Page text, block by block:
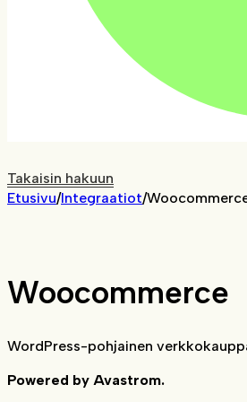
Takaisin hakuun
Etusivu/Integraatiot/
Woocommerce
WordPress-pohjainen
Powered by Avastrom.